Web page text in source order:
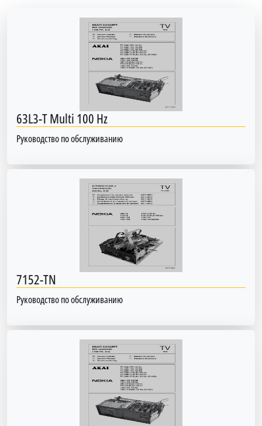
63L3-T Multi 100 Hz
Руководство по обслуживанию
7152-TN
Руководство по обслуживанию